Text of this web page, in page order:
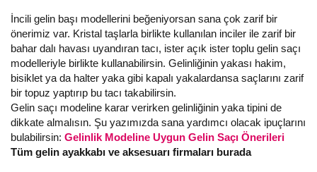
İncili gelin başı modellerini beğeniyorsan sana çok zarif bir
önerimiz var. Kristal taşlarla birlikte kullanılan inciler ile zarif bir
bahar dalı havası uyandıran tacı, ister açık ister toplu gelin saçı
modelleriyle birlikte kullanabilirsin. Gelinliğinin yakası hakim,
bisiklet ya da halter yaka gibi kapalı yakalardansa saçlarını zarif
bir topuz yaptırıp bu tacı takabilirsin.
Gelin saçı modeline karar verirken gelinliğinin yaka tipini de
dikkate almalısın. Şu yazımızda sana yardımcı olacak ipuçlarını
bulabilirsin: Gelinlik Modeline Uygun Gelin Saçı Önerileri
Tüm gelin ayakkabı ve aksesuarı firmaları burada